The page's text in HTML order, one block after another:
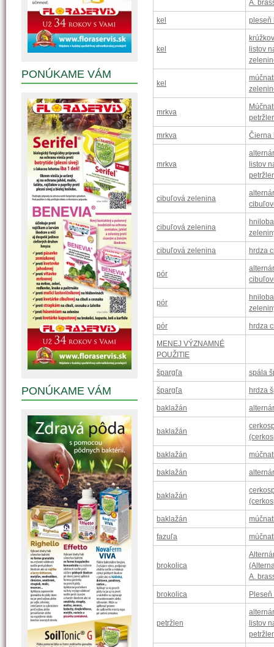
A.
kel pleseň
kel
listov
kel
mrkva
mrkva Čierna
mrkva
listov
cibuľová zelenina
cibuľová zelenina
cibuľová zelenina hrdza
pór
pór
pór hrdza
MENEJ VÝZNAMNÉ
POUŽITIE
špargľa spála
špargľa hrdza
baklažán
baklažán
baklažán
baklažán
baklažán
baklažán
fazuľa
brokolica
A.
brokolica
petržlen
listov
PONÚKAME VÁM
PONÚKAME VÁM